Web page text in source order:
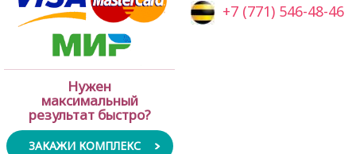
Нужен
максимальный
результат быстро?
ЗАКАЖИ КОМПЛЕКС
+7 (771) 546-48-46